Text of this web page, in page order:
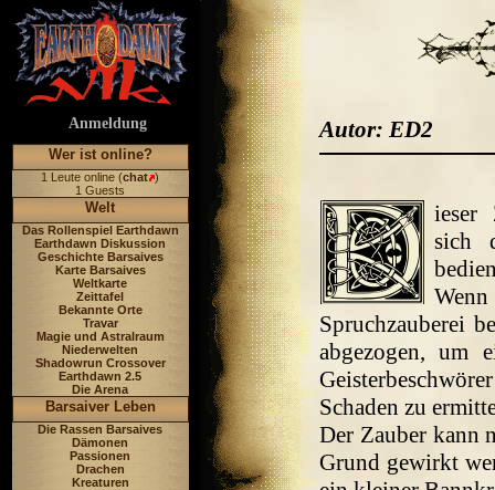
Anmeldung
Wer ist online?
1 Leute online (chat )
1 Guests
Welt
Das Rollenspiel Earthdawn
Earthdawn Diskussion
Geschichte Barsaives
Karte Barsaives
Weltkarte
Zeittafel
Bekannte Orte
Travar
Magie und Astralraum
Niederwelten
Shadowrun Crossover
Earthdawn 2.5
Die Arena
Barsaiver Leben
Die Rassen Barsaives
Dämonen
Passionen
Drachen
Kreaturen
Autor: ED2
ieser
sich
Spruchzauberei
abgezogen, um
Schaden zu
Der Zauber kann
Grund gewirkt